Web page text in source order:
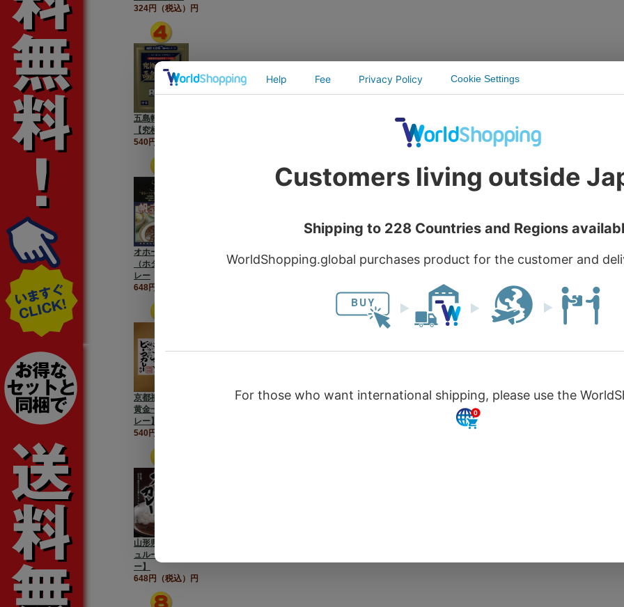
324円（税込）円
五島軒 究極の味シリーズ
【究極の函館カレー】中辛
540円（税込）円
オホーツク発【帆立伽哩】
（ホタテカレー/ほたてカ
レー
648円（税込）円
京都祇園味幸【日本一辛い
黄金一味仕込みのビーフカ
レー】
540円（税込）円
山形県産黒毛和牛 マッシ
ュルーム入り【極旨カレ
ー】
648円（税込）円